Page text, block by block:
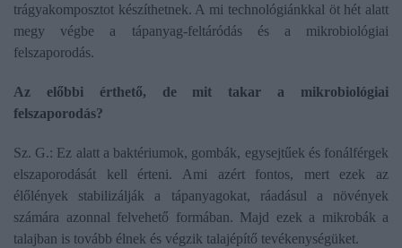
trágyakomposztot készíthetnek. A mi technológiánkkal öt hét alatt
megy végbe a tápanyag-feltáródás és a mikrobiológiai
felszaporodás.
Az előbbi érthető, de mit takar a mikrobiológiai
felszaporodás?
Sz. G.: Ez alatt a baktériumok, gombák, egysejtűek és fonálférgek
elszaporodását kell érteni. Ami azért fontos, mert ezek az
élőlények stabilizálják a tápanyagokat, ráadásul a növények
számára azonnal felvehető formában. Majd ezek a mikrobák a
talajban is tovább élnek és végzik talajépítő tevékenységüket.